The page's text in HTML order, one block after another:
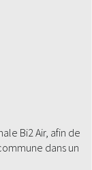
Bi2 Air, afin de
dans un